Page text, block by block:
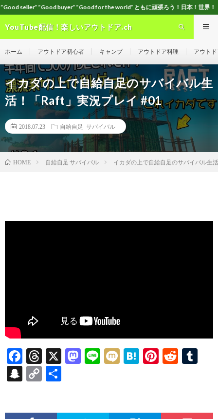
”Good for the world” ともに頑張ろう！日本！世界！
YouTube配信！楽しいアウトドア.ch
ホーム アウトドア初心者 キャンプ アウトドア料理 アウト
イカダの上で自給自足のサバイバル生
活！「Raft」実況プレイ #01
2018.07.23 自給自足 サバイバル
HOME 自給自足 サバイバル イカダの上で自給自足のサバイバル生
F
ac
e
T
hr
ea
X
M Li M H Pi R
S
C